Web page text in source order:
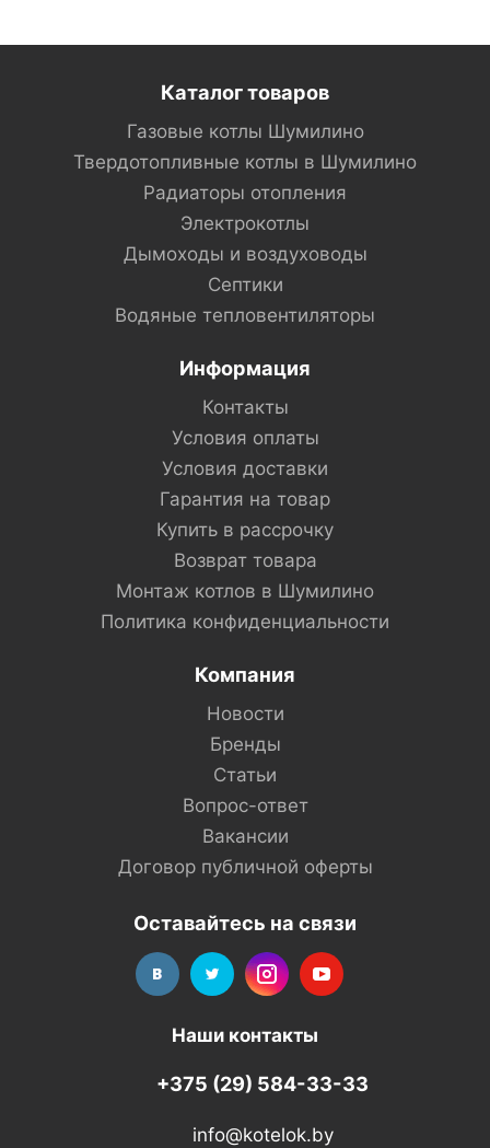
Каталог товаров
Газовые котлы Шумилино
Твердотопливные котлы в Шумилино
Радиаторы отопления
Электрокотлы
Дымоходы и воздуховоды
Септики
Водяные тепловентиляторы
Информация
Контакты
Условия оплаты
Условия доставки
Гарантия на товар
Купить в рассрочку
Возврат товара
Монтаж котлов в Шумилино
Политика конфиденциальности
Компания
Новости
Бренды
Статьи
Вопрос-ответ
Вакансии
Договор публичной оферты
Оставайтесь на связи
Наши контакты
+375 (29) 584-33-33
info@kotelok.by